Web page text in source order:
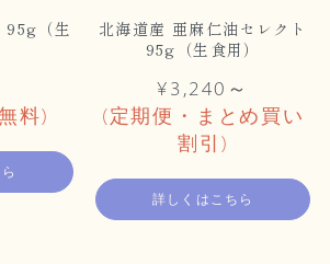
95g（生
料)
北海道産 亜麻仁油セレクト
95g（生食用）
¥3,240～
(定期便・まとめ買い
割引)
詳しくはこちら